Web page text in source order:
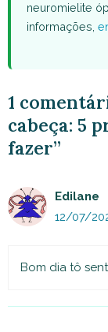
neuromielite
informações,
1
cabeça: 5
fazer”
Edilane
12/07/
Bom dia tô